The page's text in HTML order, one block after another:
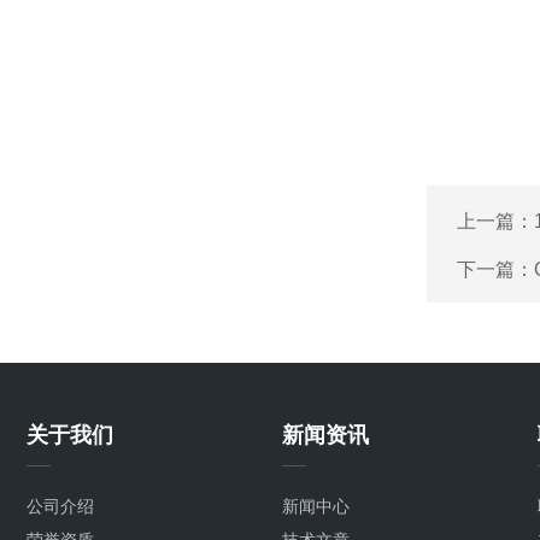
上一篇：
下一篇：
关于我们
公司介绍
新闻资讯
新闻中心